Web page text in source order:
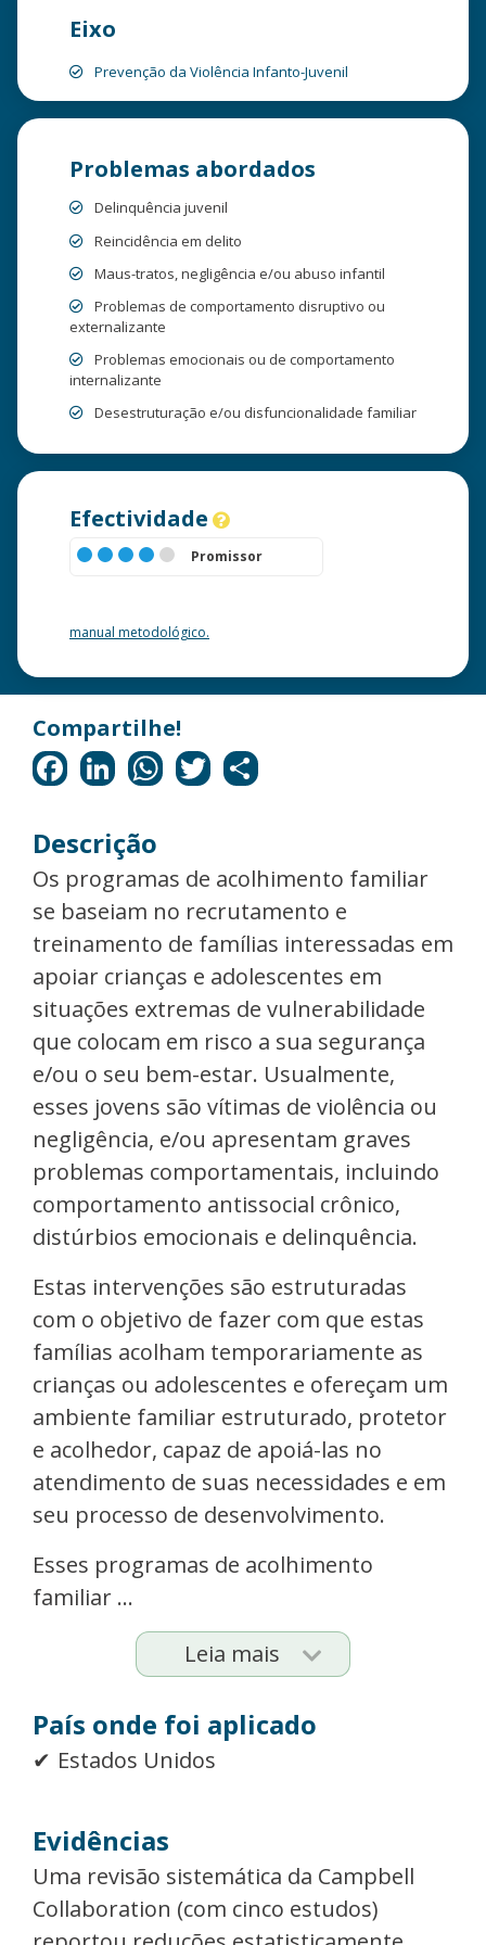
Eixo
Prevenção da Violência Infanto-Juvenil
Problemas abordados
Delinquência juvenil
Reincidência em delito
Maus-tratos, negligência e/ou abuso infantil
Problemas de comportamento disruptivo ou
externalizante
Problemas emocionais ou de comportamento
internalizante
Desestruturação e/ou disfuncionalidade familiar
Efectividade
Promissor
manual metodológico.
Descrição
Os programas de acolhimento familiar
se baseiam no recrutamento e
treinamento de famílias interessadas em
apoiar crianças e adolescentes em
situações extremas de vulnerabilidade
que colocam em risco a sua segurança
e/ou o seu bem-estar. Usualmente,
esses jovens são vítimas de violência ou
negligência, e/ou apresentam graves
problemas comportamentais, incluindo
comportamento antissocial crônico,
distúrbios emocionais e delinquência.
Estas intervenções são estruturadas
com o objetivo de fazer com que estas
famílias acolham temporariamente as
crianças ou adolescentes e ofereçam um
ambiente familiar estruturado, protetor
e acolhedor, capaz de apoiá-las no
atendimento de suas necessidades e em
seu processo de desenvolvimento.
Esses programas de acolhimento
familiar ...
Leia mais
País onde foi aplicado
Estados Unidos
Evidências
Uma revisão sistemática da Campbell
Collaboration (com cinco estudos)